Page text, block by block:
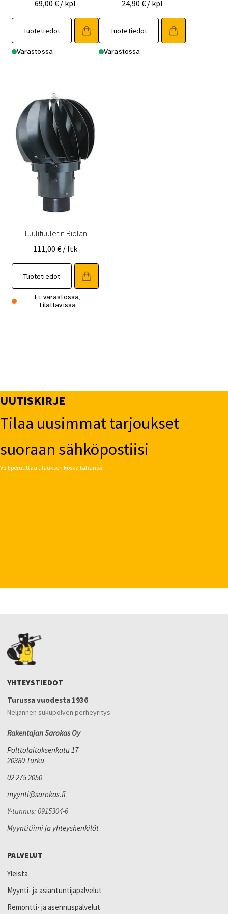
69,00 € / kpl
Tuotetiedot
Varastossa
24,90€ / kpl
Tuotetiedot
Varastossa
Tuulituuletin Biolan
111,00 € / ltk
Tuotetiedot
Ei varastossa,
tilattavissa
UUTISKIRJE
Tilaa uusimmat tarjoukset
suoraan sähköpostiisi
Voit peruuttaa tilauksen koska tahansa.
YHTEYSTIEDOT
Turussa vuodesta 1936
Neljännen sukupolven perheyritys
Rakentajan Sarokas Oy
Polttolaitoksenkatu 17
20380 Turku
02 275 2050
myynti@sarokas.fi
Y-tunnus: 0915304-6
Myyntitiimi ja yhteyshenkilöt
PALVELUT
Yleistä
Myynti- ja asiantuntijapalvelut
Remontti- ja asennuspalvelut